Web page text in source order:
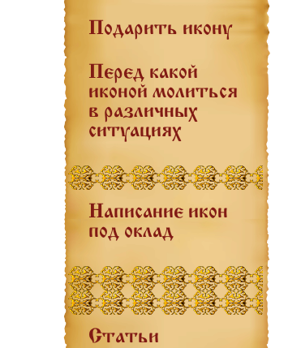
Подарить икону
Перед какой
иконой молиться
в различных
ситуациях
Написание икон
под оклад
Статьи